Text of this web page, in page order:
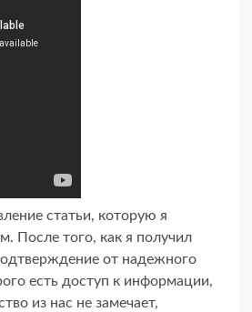
статьи, которую я
После того, как я получил
от надежного
есть доступ к информации,
из нас не замечает,